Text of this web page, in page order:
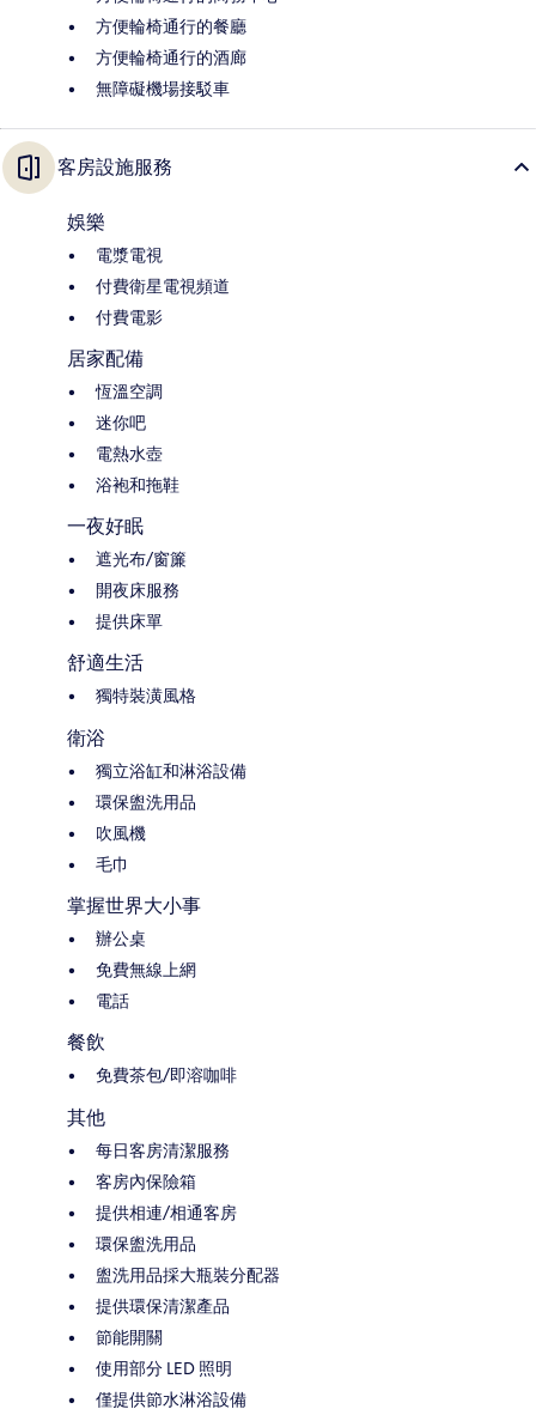
方便輪椅通行的餐廳
方便輪椅通行的酒廊
無障礙機場接駁車
客房設施服務
娛樂
電漿電視
付費衛星電視頻道
付費電影
居家配備
恆溫空調
迷你吧
電熱水壺
浴袍和拖鞋
一夜好眠
遮光布/窗簾
開夜床服務
提供床單
舒適生活
獨特裝潢風格
衛浴
獨立浴缸和淋浴設備
環保盥洗用品
吹風機
毛巾
掌握世界大小事
辦公桌
免費無線上網
電話
餐飲
免費茶包/即溶咖啡
其他
每日客房清潔服務
客房內保險箱
提供相連/相通客房
環保盥洗用品
盥洗用品採大瓶裝分配器
提供環保清潔產品
節能開關
使用部分 LED 照明
僅提供節水淋浴設備